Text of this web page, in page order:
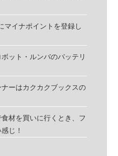
マイナポイントを登録し
ボット・ルンバのバッテリ
ーはカクカクブックスの
食材を買いに行くとき、フ
じ！